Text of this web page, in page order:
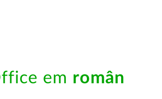
em român